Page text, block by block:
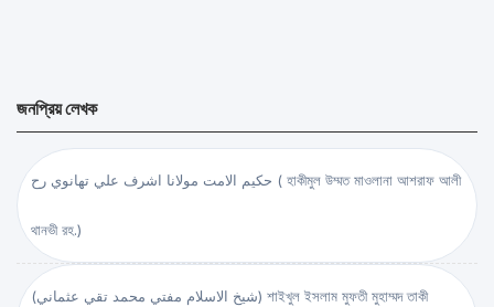
জনপ্রিয় লেখক
حكيم الامت مولانا اشرف علي تهانوي رح ( হাকীমুল উম্মত মাওলানা আশরাফ আলী
থানভী রহ.)
(شيخ الاسلام مفتي محمد تقي عثماني) শাইখুল ইসলাম মুফতী মুহাম্মদ তাকী